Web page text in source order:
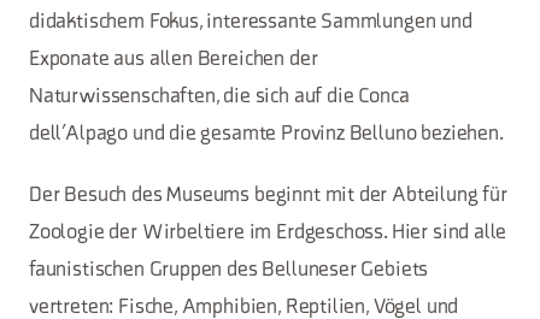
didaktischem Fokus, interessante Sammlungen und
Exponate aus allen Bereichen der
Naturwissenschaften, die sich auf die Conca
dell’Alpago und die gesamte Provinz Belluno beziehen.
Der Besuch des Museums beginnt mit der Abteilung für
Zoologie der Wirbeltiere im Erdgeschoss. Hier sind alle
faunistischen Gruppen des Belluneser Gebiets
vertreten: Fische, Amphibien, Reptilien, Vögel und